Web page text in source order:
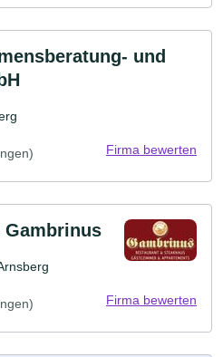
und
Firma bewerten
Gambrinus
Firma bewerten